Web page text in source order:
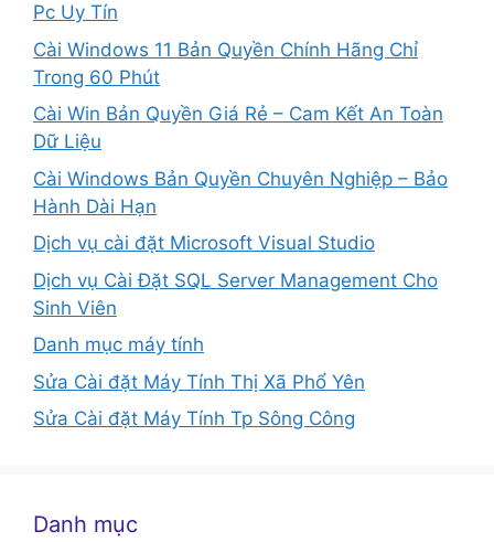
Pc Uy Tín
Cài Windows 11 Bản Quyền Chính Hãng Chỉ
Trong 60 Phút
Cài Win Bản Quyền Giá Rẻ – Cam Kết An Toàn
Dữ Liệu
Cài Windows Bản Quyền Chuyên Nghiệp – Bảo
Hành Dài Hạn
Dịch vụ cài đặt Microsoft Visual Studio
Dịch vụ Cài Đặt SQL Server Management Cho
Sinh Viên
Danh mục máy tính
Sửa Cài đặt Máy Tính Thị Xã Phổ Yên
Sửa Cài đặt Máy Tính Tp Sông Công
Danh mục